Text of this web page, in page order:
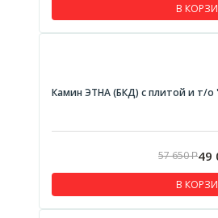
В
Камин ЭТНА (БКД) с плитой и т/о
57 650Р49
В